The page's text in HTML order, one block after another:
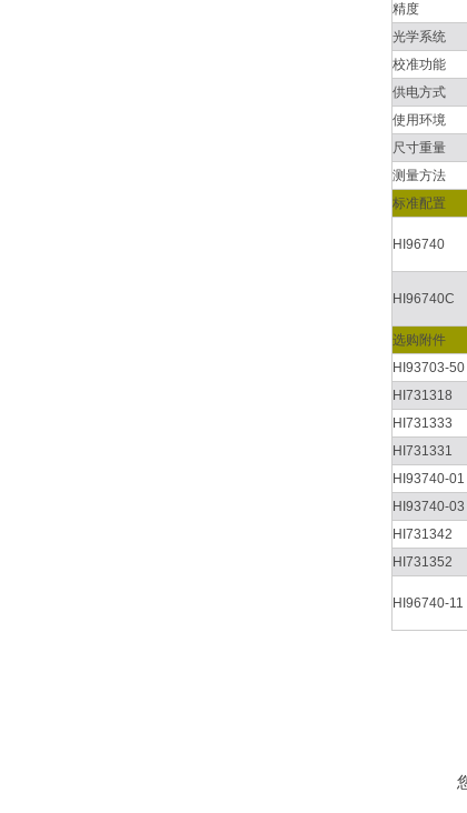
精度
光学系统
校准功能
供电方式
使用环境
尺寸重量
测量方法
标准配置
HI96740
HI96740C
选购附件
HI93703-50
HI731318
HI731333
HI731331
HI93740-01
HI93740-03
HI731342
HI731352
HI96740-11